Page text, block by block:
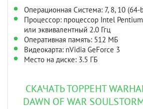
Операционная Система: 7, 8, 10 (64-
Процессор: процессор Intel
или эквивалентный 2.0 Ггц
Оперативная память: 512 МБ
Видеокарта: nVidia GeForce 3
Место на диске: 3.5 ГБ
СКАЧАТЬ ТОРРЕНТ
DAWN OF WAR